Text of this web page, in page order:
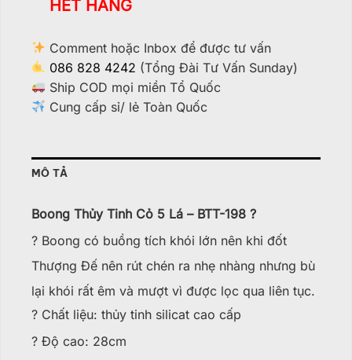
HẾT HÀNG
Comment hoặc Inbox để được tư vấn
086 828 4242 (Tổng Đài Tư Vấn Sunday)
Ship COD mọi miền Tổ Quốc
Cung cấp sỉ/ lẻ Toàn Quốc
MÔ TẢ
Boong Thủy Tinh Cỏ 5 Lá – BTT-198 ?
? Boong có buồng tích khói lớn nên khi đốt
Thượng Đế nên rút chén ra nhẹ nhàng nhưng bù
lại khói rất êm và mượt vì được lọc qua liên tục.
? Chất liệu: thủy tinh silicat cao cấp
? Độ cao: 28cm